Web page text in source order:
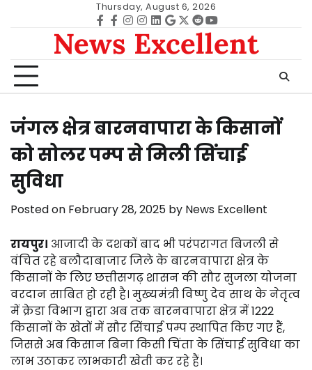
Thursday, August 6, 2026
Facebook
facebook
Instagram
instagram
Linkedin
google
Twitter
redditYoutube
News Excellent
जंगल क्षेत्र बारनवापारा के किसानों
को सोलर पम्प से मिली सिंचाई
सुविधा
Posted on February 28, 2025 by News Excellent
रायपुर। आजादी के दशकों बाद भी परंपरागत बिजली से
वंचित रहे बलौदाबाजार जिले के बारनवापारा क्षेत्र के
किसानों के लिए छत्तीसगढ़ शासन की सौर सुजला योजना
वरदान साबित हो रही है। मुख्यमंत्री विष्णु देव साथ के नेतृत्व
में क्रेडा विभाग द्वारा अब तक बारनवापारा क्षेत्र में 1222
किसानों के खेतों में सौर सिंचाई पम्प स्थापित किए गए हैं,
जिससे अब किसान बिना किसी चिंता के सिंचाई सुविधा का
लाभ उठाकर लाभकारी खेती कर रहे हैं।